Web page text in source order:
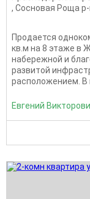
, Сосновая Роща
Продается
кв.м на 8 этаже в
набережной и
развитой
расположением. В
Евгений